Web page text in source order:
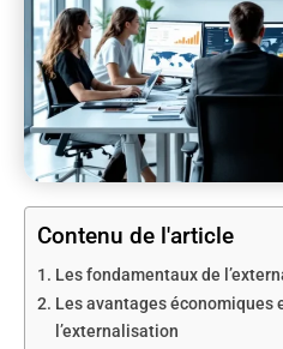
Contenu de l'article
Les fondamentaux de
Les avantages économiques
l’externalisation